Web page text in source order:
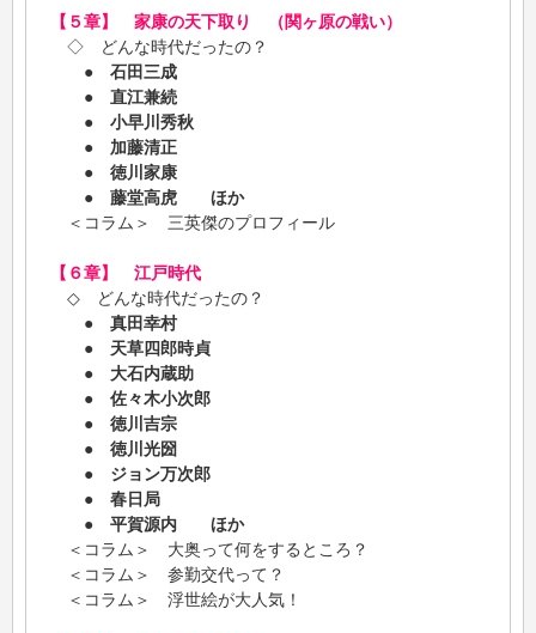
【５章】 家康の天下取り （関ヶ原の戦い）
◇ どんな時代だったの？
● 石田三成
● 直江兼続
● 小早川秀秋
● 加藤清正
● 徳川家康
● 藤堂高虎 ほか
＜コラム＞ 三英傑のプロフィール
【６章】 江戸時代
◇ どんな時代だったの？
● 真田幸村
● 天草四郎時貞
● 大石内蔵助
● 佐々木小次郎
● 徳川吉宗
● 徳川光圀
● ジョン万次郎
● 春日局
● 平賀源内 ほか
＜コラム＞ 大奥って何をするところ？
＜コラム＞ 参勤交代って？
＜コラム＞ 浮世絵が大人気！